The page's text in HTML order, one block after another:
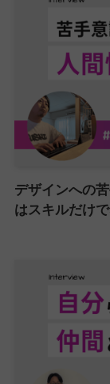
デザインへの
はスキルだけ